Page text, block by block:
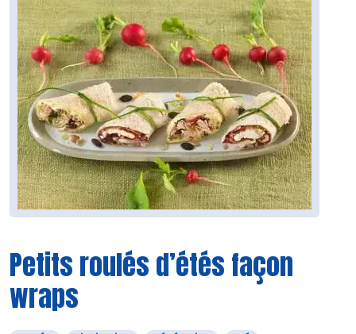
Petits roulés d’étés façon
wraps